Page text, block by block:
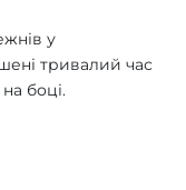
у
тривалий час
боці.